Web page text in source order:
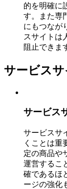
的を明確に
す。また専
にもつなが
スサイトは
阻止できま
サービス
サービス
サービスサ
くことは重
定の商品や
運営するこ
確であるほ
ージの強化